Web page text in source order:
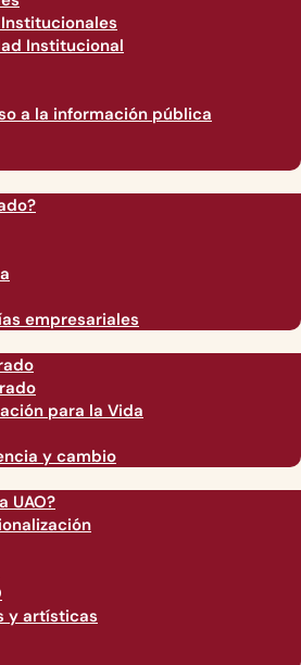
Institucional
a la información pública
empresariales
para la Vida
y cambio
UAO?
y artísticas